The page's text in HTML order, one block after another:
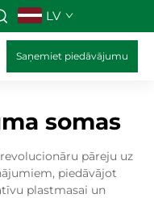
LV
Saņemiet piedāvājumu
somas
pāreju uz
piedāvājot
plastmasai un